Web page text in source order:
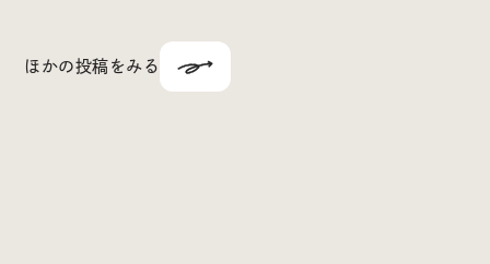
ほかの投稿をみる